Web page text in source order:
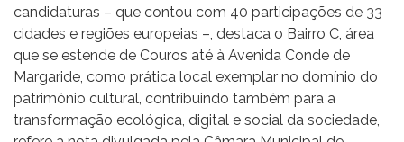
candidaturas – que contou com 40 participações de 33
cidades e regiões europeias –, destaca o Bairro C, área
que se estende de Couros até à Avenida Conde de
Margaride, como prática local exemplar no domínio do
património cultural, contribuindo também para a
transformação ecológica, digital e social da sociedade,